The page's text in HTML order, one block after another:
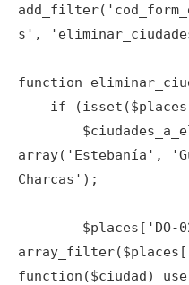
s',
function
array('Estebanía',
Charcas');
function($ciudad)